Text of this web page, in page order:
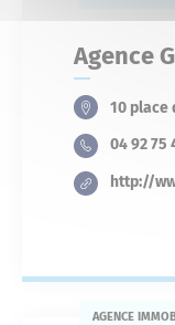
Agence
10 place
04 92 75
http://
AGENCE